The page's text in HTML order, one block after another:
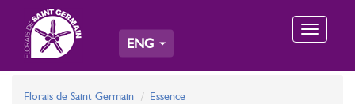
Toggle
ENG
Florais de Saint Germain Essence